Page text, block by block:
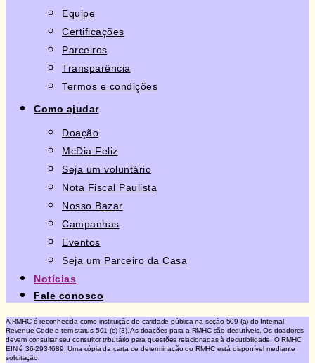
Equipe
Certificações
Parceiros
Transparência
Termos e condições
Como ajudar
Doação
McDia Feliz
Seja um voluntário
Nota Fiscal Paulista
Nosso Bazar
Campanhas
Eventos
Seja um Parceiro da Casa
Notícias
Fale conosco
A RMHC é reconhecida como instituição de caridade pública na seção 509 (a) do Internal
Revenue Code e tem status 501 (c) (3). As doações para a RMHC são dedutíveis. Os doadores
devem consultar seu consultor tributário para questões relacionadas à dedutibilidade. O RMHC
EIN é 36-2934689. Uma cópia da carta de determinação do RMHC está disponível mediante
solicitação.